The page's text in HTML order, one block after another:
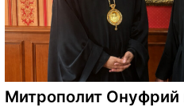
Митрополит Онуфрий